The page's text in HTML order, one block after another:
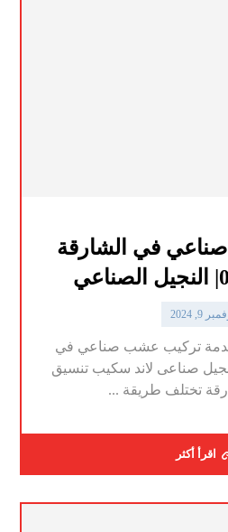
في الشارقة
9, 2024
تركيب عشب صناعي في
صناعى لاند سكيب تنسيق
تختلف طريقة ...
اقرأ أكثر